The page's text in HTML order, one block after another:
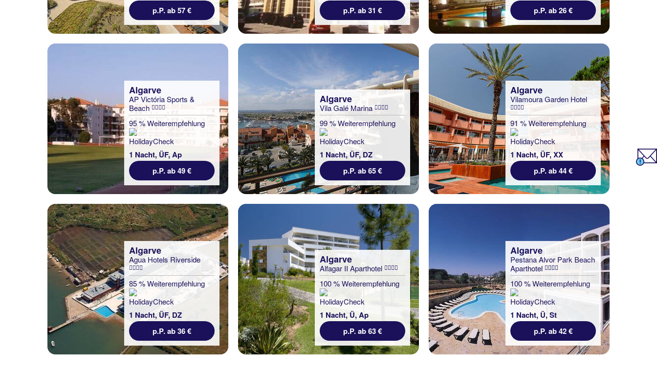
p.P. ab 57 €
p.P. ab 31 €
p.P. ab 26 €
Algarve
AP Victória Sports &
Beach
95 % Weiterempfehlung
1 Nacht, ÜF, Ap
p.P. ab 49 €
Algarve
Vila Galé Marina
99 % Weiterempfehlung
1 Nacht, ÜF, DZ
p.P. ab 65 €
Algarve
Vilamoura Garden Hotel
91 % Weiterempfehlung
1 Nacht, ÜF, XX
p.P. ab 44 €
Algarve
Agua Hotels Riverside
85 % Weiterempfehlung
1 Nacht, ÜF, DZ
p.P. ab 36 €
Algarve
Alfagar II Aparthotel
100 % Weiterempfehlung
1 Nacht, Ü, Ap
p.P. ab 63 €
Algarve
Pestana Alvor Park Beach
Aparthotel
100 % Weiterempfehlung
1 Nacht, Ü, St
p.P. ab 42 €